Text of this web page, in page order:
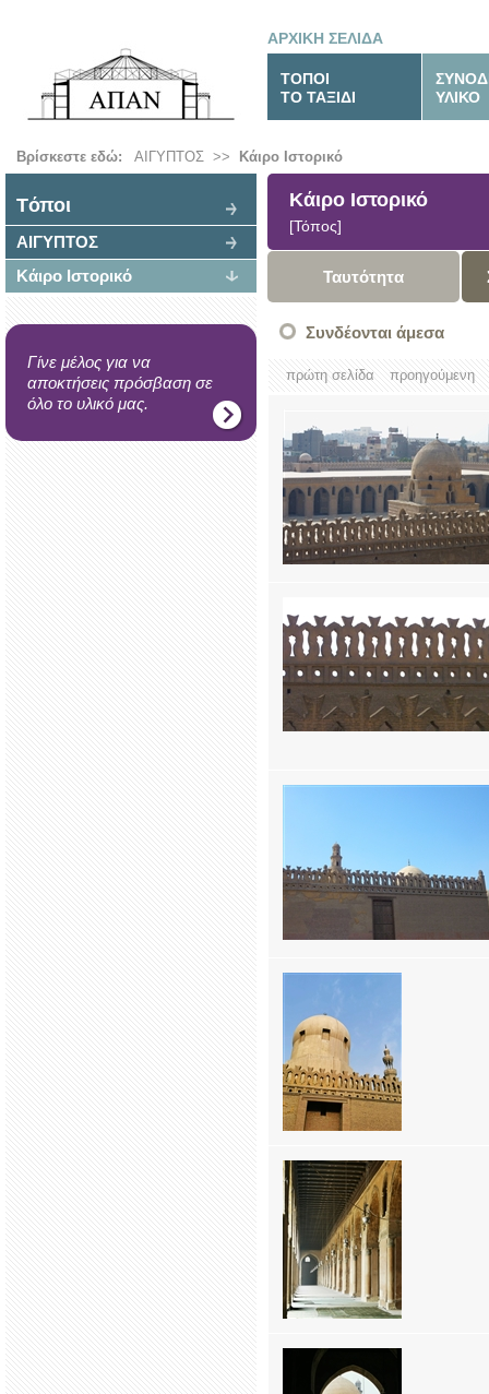
ΑΡΧΙΚΗ ΣΕΛΙΔΑ
ΤΟΠΟΙ
ΤΟ ΤΑΞΙΔΙ
ΥΛΙΚΟ
Βρίσκεστε εδώ: ΑΙΓΥΠΤΟΣ >> Κάιρο Ιστορικό
Tόποι
ΑΙΓΥΠΤΟΣ
Κάιρο Ιστορικό
Γίνε μέλος για να
αποκτήσεις πρόσβαση σε
όλο το υλικό μας.
Κάιρο Ιστορικό
[Τόπος]
Ταυτότητα
Συνδέονται άμεσα
πρώτη σελίδα προηγούμενη